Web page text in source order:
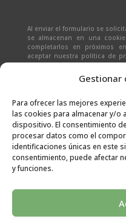
Gestionar
Para ofrecer las mejores
las cookies para almacenar y/o
dispositivo. El consentimiento
procesar datos como el
identificaciones únicas en este
consentimiento, puede afectar
y funciones.
Al enviar el formulario se
se almacenan en una
completarlos en próximos
aceptar nuestra política de
Ivan Zabalza | Finalidad:
Legitimación: Tu
(datos almacenados sólo
y olvido de tus datos.